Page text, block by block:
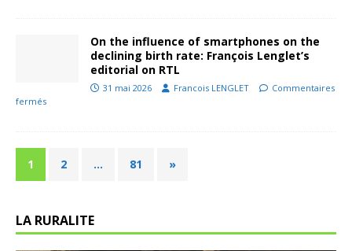
On the influence of smartphones on the
declining birth rate: François Lenglet’s
editorial on RTL
31 mai 2026 Francois LENGLET
Commentaires
fermés
1 2 … 81 »
LA RURALITE